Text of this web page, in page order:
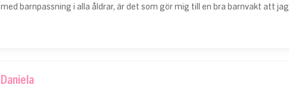
med barnpassning i alla åldrar, är det som gör mig till en bra barnvakt att jag
Daniela